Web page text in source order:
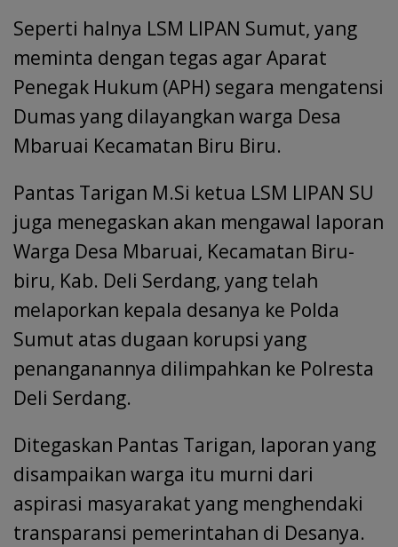
Seperti halnya LSM LIPAN Sumut, yang
meminta dengan tegas agar Aparat
Penegak Hukum (APH) segara mengatensi
Dumas yang dilayangkan warga Desa
Mbaruai Kecamatan Biru Biru.
Pantas Tarigan M.Si ketua LSM LIPAN SU
juga menegaskan akan mengawal laporan
Warga Desa Mbaruai, Kecamatan Biru-
biru, Kab. Deli Serdang, yang telah
melaporkan kepala desanya ke Polda
Sumut atas dugaan korupsi yang
penanganannya dilimpahkan ke Polresta
Deli Serdang.
Ditegaskan Pantas Tarigan, laporan yang
disampaikan warga itu murni dari
aspirasi masyarakat yang menghendaki
transparansi pemerintahan di Desanya.